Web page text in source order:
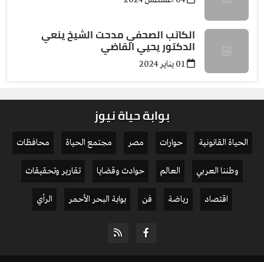
الكاتب الصحفي مدحت الشيخ ينعي
الدكتور يحيي القاضي
بوابة حياة نيوز
الحياة القانونية حوارات مصر مجتمع الحياة
محافظات
وطننا العربي
العالم حوادث وقضايا
تقارير وتحقيقات
اقتصاد
رياضة فن بوابة البحر الأحمر الرأي